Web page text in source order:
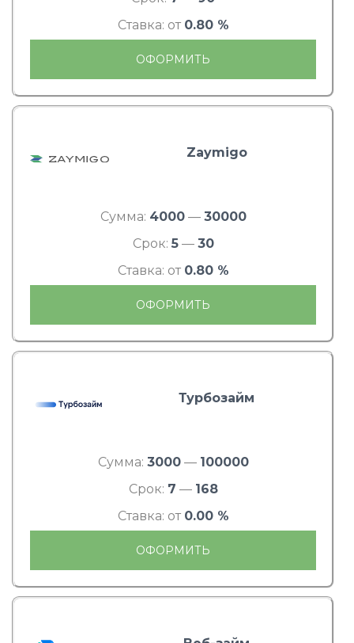
Ставка: от 0.80 %
ОФОРМИТЬ
Zaymigo
Сумма: 4000— 30000
Срок: 5— 30
Ставка: от 0.80 %
ОФОРМИТЬ
Турбозайм
Сумма: 3000— 100000
Срок: 7 — 168
Ставка: от 0.00 %
ОФОРМИТЬ